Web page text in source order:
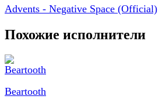
Advents - Negative Space (Official)
Похожие исполнители
Beartooth